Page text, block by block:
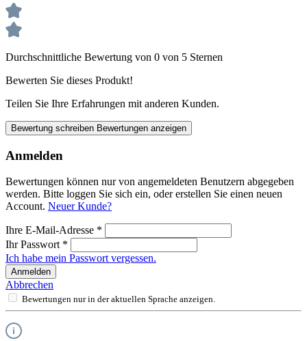
Durchschnittliche Bewertung von 0 von 5 Sternen
Bewerten Sie dieses Produkt!
Teilen Sie Ihre Erfahrungen mit anderen Kunden.
Bewertung schreiben Bewertungen anzeigen
Anmelden
Bewertungen können nur von angemeldeten Benutzern abgegeben
werden. Bitte loggen Sie sich ein, oder erstellen Sie einen neuen
Account. Neuer Kunde?
Ihre E-Mail-Adresse *
Ihr Passwort *
Ich habe mein Passwort vergessen.
Anmelden
Abbrechen
Bewertungen nur in der aktuellen Sprache anzeigen.